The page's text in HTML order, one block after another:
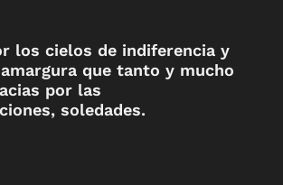
los cielos de indiferencia y
que tanto y mucho
por las
soledades.